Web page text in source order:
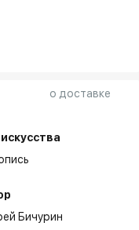
о доставке
Бичурин